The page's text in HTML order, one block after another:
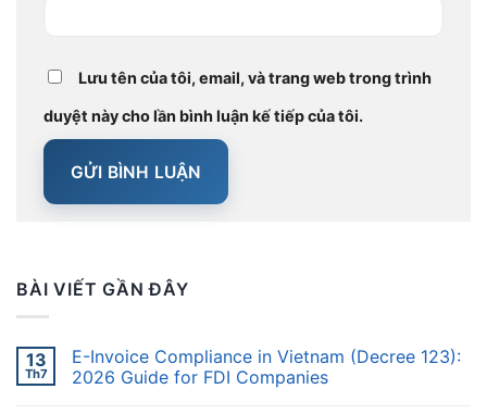
Lưu tên của tôi, email, và trang web trong trình
duyệt này cho lần bình luận kế tiếp của tôi.
BÀI VIẾT GẦN ĐÂY
13
Th7
E-Invoice Compliance in Vietnam (Decree 123):
2026 Guide for FDI Companies